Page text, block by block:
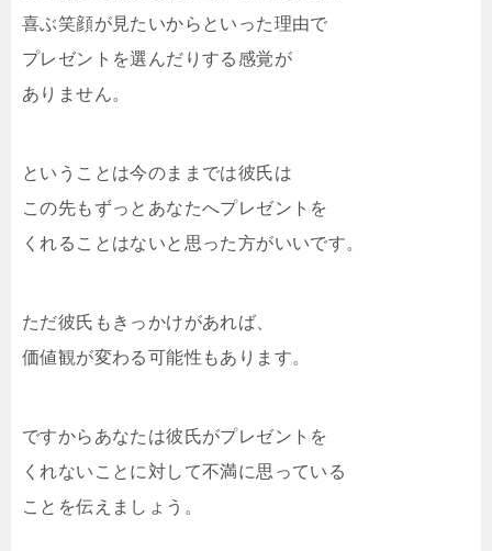
喜ぶ笑顔が見たいからといった理由で
プレゼントを選んだりする感覚が
ありません。
ということは今のままでは彼氏は
この先もずっとあなたへプレゼントを
くれることはないと思った方がいいです。
ただ彼氏もきっかけがあれば、
価値観が変わる可能性もあります。
ですからあなたは彼氏がプレゼントを
くれないことに対して不満に思っている
ことを伝えましょう。